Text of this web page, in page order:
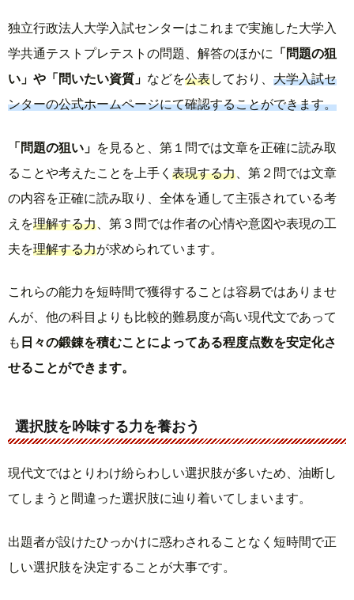
独立行政法人大学入試センターはこれまで実施した大学入
学共通テストプレテストの問題、解答のほかに 「問題の狙
い」や「問いたい資質」 などを公表しており、 大学入試セ
ンターの公式ホームページにて確認することができます。
「問題の狙い」 を見ると、第１問では文章を正確に読み取
ることや考えたことを上手く 表現する力 、第２問では文章
の内容を正確に読み取り、全体を通して主張されている考
えを理解する力 、第３問では作者の心情や意図や表現の工
夫を理解する力が求められています。
これらの能力を短時間で獲得することは容易ではありませ
んが、他の科目よりも比較的難易度が高い現代文であって
も 日々の鍛錬を積むことによってある程度点数を安定化さ
せることができます。
選択肢を吟味する力を養おう
現代文ではとりわけ紛らわしい選択肢が多いため、油断し
てしまうと間違った選択肢に辿り着いてしまいます。
出題者が設けたひっかけに惑わされることなく短時間で正
しい選択肢を決定することが大事です。